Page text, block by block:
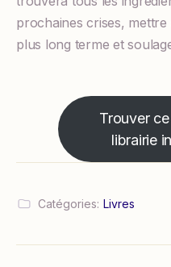
prochaines crises,
plus long terme et
Trouver
librairie
Catégories: Livres